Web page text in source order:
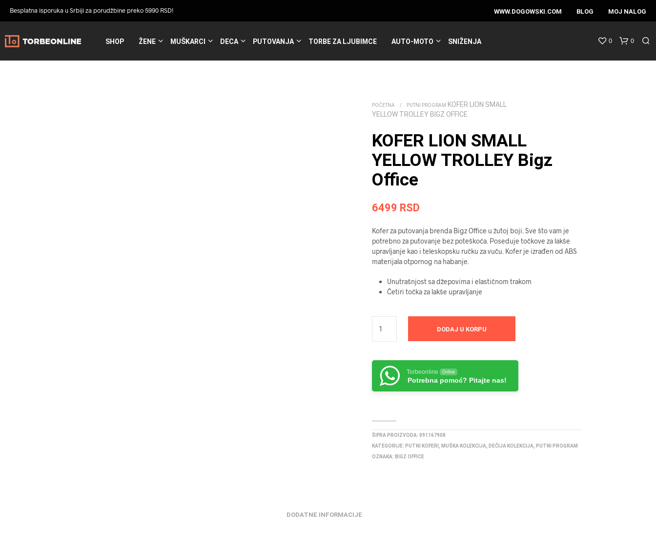
Besplatna isporuka u Srbiji za porudžbine preko 5990 RSD! WWW.DOGOWSKI.COM BLOG MOJ NALOG
SHOP ŽENE MUŠKARCI DECA PUTOVANJA TORBE ZA LJUBIMCE AUTO-MOTO SNIŽENJA 0 0
POČETNA / PUTNI PROGRAM
KOFER LION SMALL
YELLOW TROLLEY BIGZ OFFICE
KOFER LION SMALL
YELLOW TROLLEY Bigz
Office
6499 RSD
Kofer za putovanja brenda Bigz Office u žutoj boji. Sve što vam je
potrebno za putovanje bez poteškoća. Poseduje točkove za lakše
upravljanje kao i teleskopsku ručku za vuču. Kofer je izrađen od ABS
materijala otpornog na habanje.
Unutrašnjost sa džepovima i elastičnom trakom
Četiri točka za lakše upravljanje
DODAJ U KORPU
Torbeonline Online
Potrebna pomoć? Pitajte nas!
ŠIFRA PROIZVODA:091167908
KATEGORIJE: PUTNI KOFERI MUŠKA KOLEKCIJA DEČIJA KOLEKCIJA
PUTNI PROGRAM
OZNAKA: BIGZ OFFICE
DODATNE INFORMACIJE